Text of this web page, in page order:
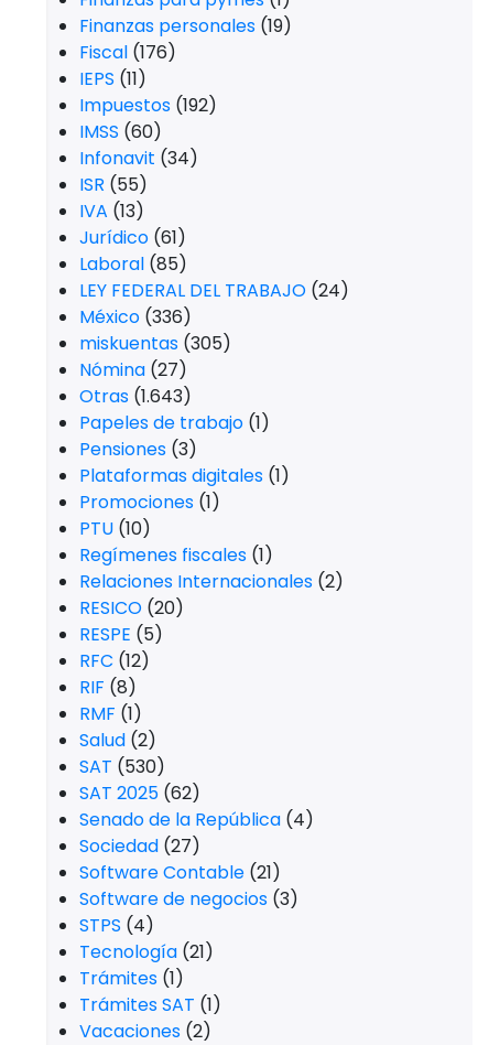
Finanzas personales (19)
Fiscal (176)
IEPS (11)
Impuestos (192)
IMSS (60)
Infonavit (34)
ISR (55)
IVA (13)
Jurídico (61)
Laboral (85)
LEY FEDERAL DEL TRABAJO (24)
México (336)
miskuentas (305)
Nómina (27)
Otras (1.643)
Papeles de trabajo (1)
Pensiones (3)
Plataformas digitales (1)
Promociones (1)
PTU (10)
Regímenes fiscales (1)
Relaciones Internacionales (2)
RESICO (20)
RESPE (5)
RFC (12)
RIF (8)
RMF (1)
Salud (2)
SAT (530)
SAT 2025 (62)
Senado de la República (4)
Sociedad (27)
Software Contable (21)
Software de negocios (3)
STPS (4)
Tecnología (21)
Trámites (1)
Trámites SAT (1)
Vacaciones (2)